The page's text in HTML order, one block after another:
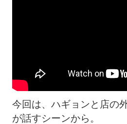
今回は、ハギョンと店の
が話すシーンから。